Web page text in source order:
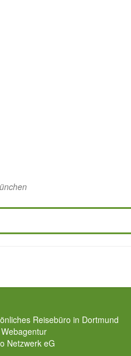
Reisebüro in Dortmund
Netzwerk eG